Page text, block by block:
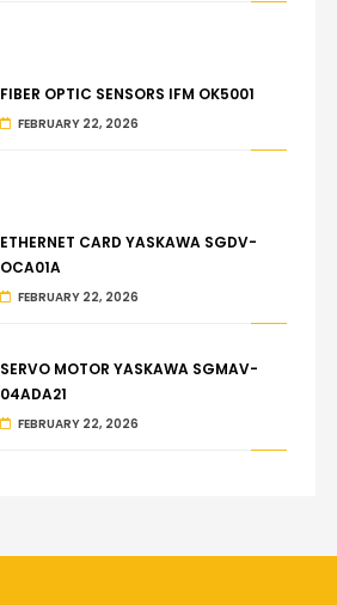
FIBER OPTIC SENSORS IFM OK5001
FEBRUARY 22, 2026
ETHERNET CARD YASKAWA SGDV-
OCA01A
FEBRUARY 22, 2026
SERVO MOTOR YASKAWA SGMAV-
04ADA21
FEBRUARY 22, 2026